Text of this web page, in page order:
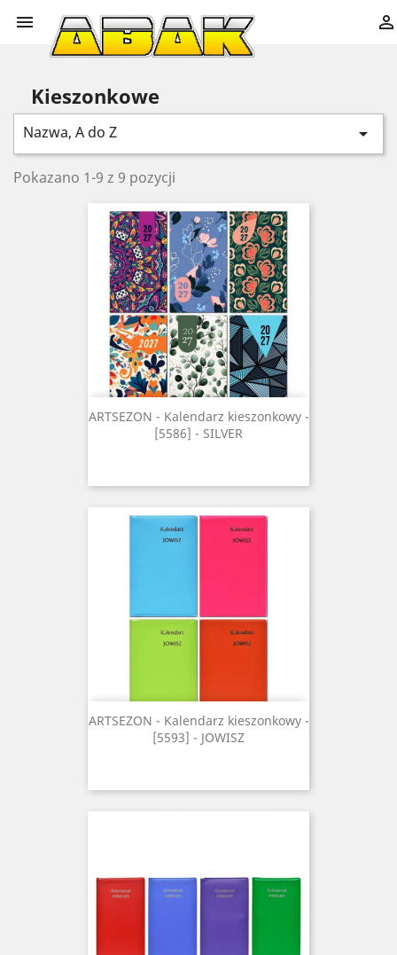
 
Kieszonkowe
Nazwa, A do Z 
Pokazano 1-9 z 9 pozycji
ARTSEZON - Kalendarz kieszonkowy -
[5586] - SILVER
ARTSEZON - Kalendarz kieszonkowy -
[5593] - JOWISZ